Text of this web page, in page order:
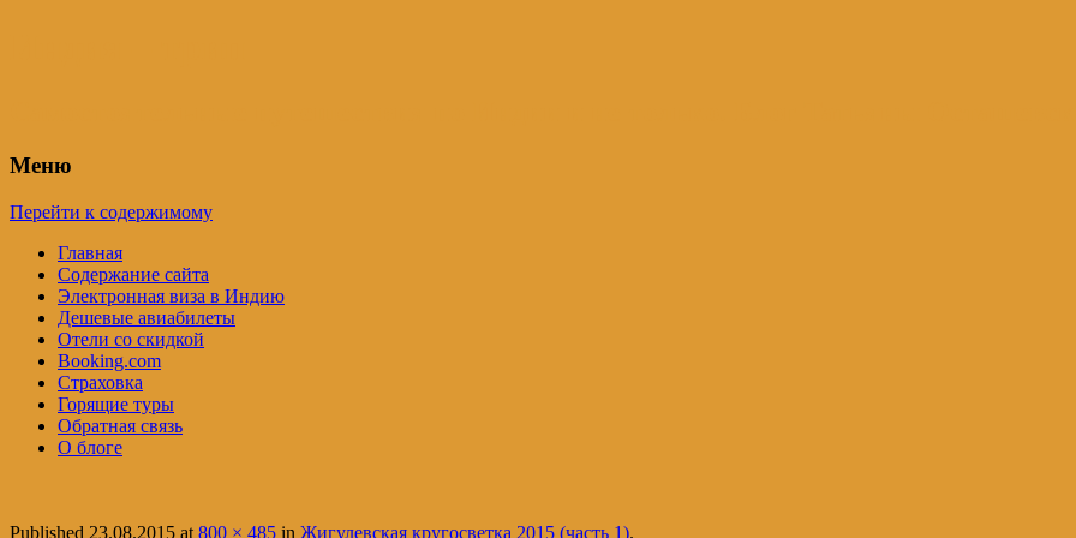
Меню
Перейти к содержимому
Главная
Содержание сайта
Электронная виза в Индию
Дешевые авиабилеты
Отели со скидкой
Booking.com
Страховка
Горящие туры
Обратная связь
О блоге
Published 23.08.2015 at800 × 485 in Жигулевская кругосветка 2015 (часть 1).